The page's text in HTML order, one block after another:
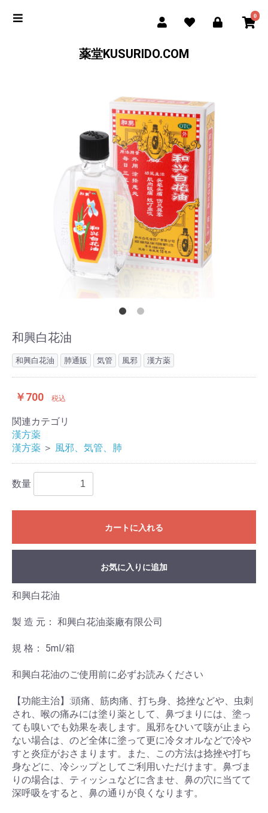
0
薬堂KUSURIDO.COM
和興白花油
和興白花油 肺通販 気管 風邪 漢方薬
￥700 税込
関連カテゴリ
漢方薬
漢方薬 ＞ 風邪、気管、肺
数量
カートに入れる
お気に入りに追加
和興白花油
製 造 元： 和興白花油薬廠有限公司
規 格： 5ml/箱
和興白花油のご使用前に必ずお読みください
【功能主治】:頭痛、筋肉痛、打ち身、捻挫などや、虫刺
され、喉の痛みには塗り薬として、鼻づまりには、塗っ
ても嗅いでも効果を表します。風邪をひいて咳が止まら
ない場合は、のど全体に塗って更に冷タオルなどで冷や
すと炎症がおさまります。また、この方法は捻挫や打ち
身などに、冷シップとしてご利用いただけます。鼻づま
りの場合は、ティッシュなどに含ませ、鼻の穴に当てて
深呼吸をすると、鼻の通りが良くなります。